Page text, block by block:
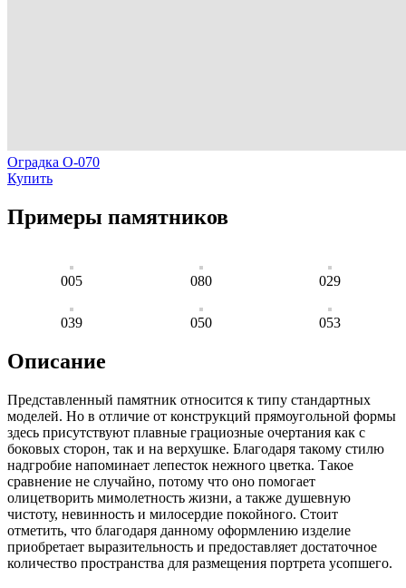
Оградка О-070
Купить
Примеры памятников
005 080 029
039 050 053
Описание
Представленный памятник относится к типу стандартных
моделей. Но в отличие от конструкций прямоугольной формы
здесь присутствуют плавные грациозные очертания как с
боковых сторон, так и на верхушке. Благодаря такому стилю
надгробие напоминает лепесток нежного цветка. Такое
сравнение не случайно, потому что оно помогает
олицетворить мимолетность жизни, а также душевную
чистоту, невинность и милосердие покойного. Стоит
отметить, что благодаря данному оформлению изделие
приобретает выразительность и предоставляет достаточное
количество пространства для размещения портрета усопшего.